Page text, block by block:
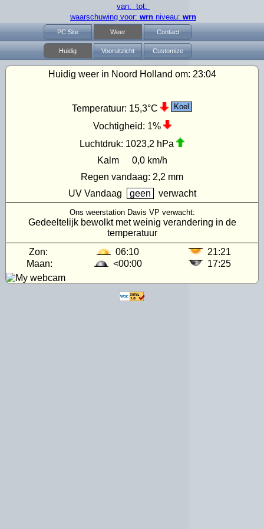
van: tot:
waarschuwing voor: wrn niveau: wrn
PC Site Weer Contact
Huidig Vooruitzicht Customize
Huidig weer in Noord Holland om: 23:04
Temperatuur: 15,3°C Koel
Vochtigheid: 1%
Luchtdruk: 1023,2 hPa
Kalm
0,0 km/h
Regen vandaag: 2,2 mm
UV Vandaag geen verwacht
Ons weerstation Davis VP verwacht:
Gedeeltelijk bewolkt met weinig verandering in de
temperatuur
Zon:
06:10
21:21
Maan:
<00:00 17:25